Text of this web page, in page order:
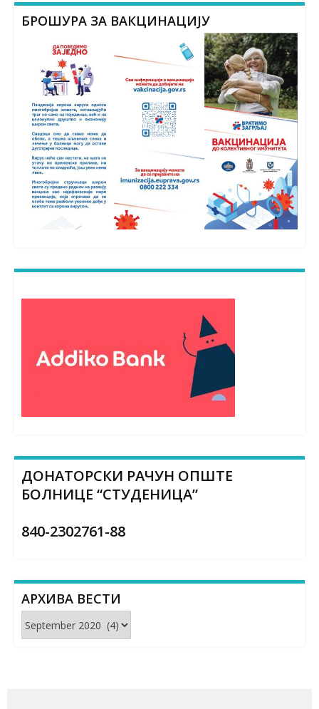
БРОШУРА ЗА ВАКЦИНАЦИЈУ
ДОНАТОРСКИ РАЧУН ОПШТЕ
БОЛНИЦЕ “СТУДЕНИЦА”
840-2302761-88
АРХИВА ВЕСТИ
Архива
вести